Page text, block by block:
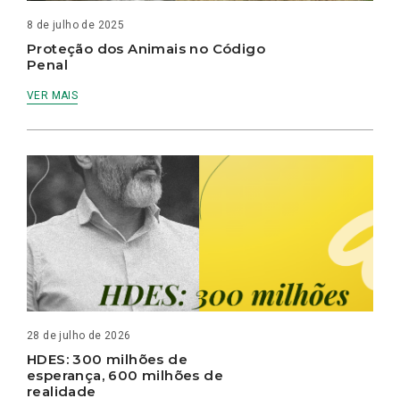
8 de julho de 2025
Proteção dos Animais no Código
Penal
VER MAIS
28 de julho de 2026
HDES: 300 milhões de
esperança, 600 milhões de
realidade